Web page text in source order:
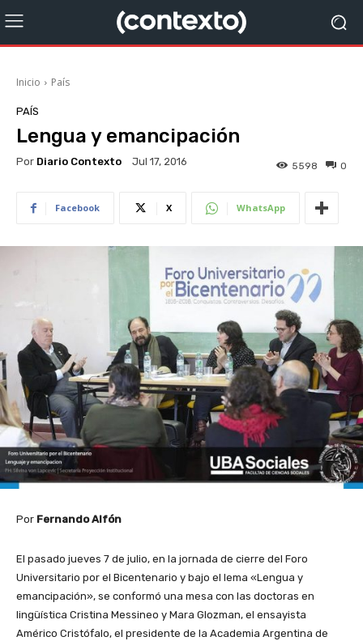
Inicio País
PAÍS
Lengua y emancipación
Por Diario Contexto Jul 17, 2016 0
5598
Facebook X WhatsApp
Por Fernando Alfón
El pasado jueves 7 de julio, en la jornada de cierre del Foro
Universitario por el Bicentenario y bajo el lema «Lengua y
emancipación», se conformó una mesa con las doctoras en
lingüística Cristina Messineo y Mara Glozman, el ensayista
Américo Cristófalo, el presidente de la Academia Argentina de